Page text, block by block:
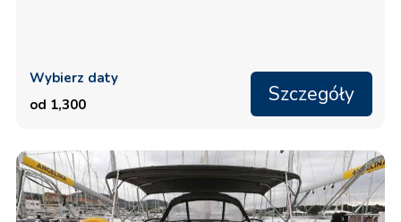
Wybierz daty
od 1,300
Szczegóły